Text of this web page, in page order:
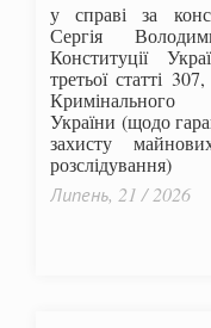
у справі за
Сергія
Конституції
третьої статті
України (щодо
захисту
розслідування)
Липень, 21 / 2026